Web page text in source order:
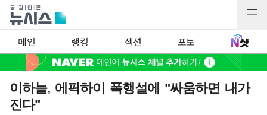
메인 랭킹 섹션 포토
이하늘, 에픽하이 폭행설에 "싸움하면 내가
진다"